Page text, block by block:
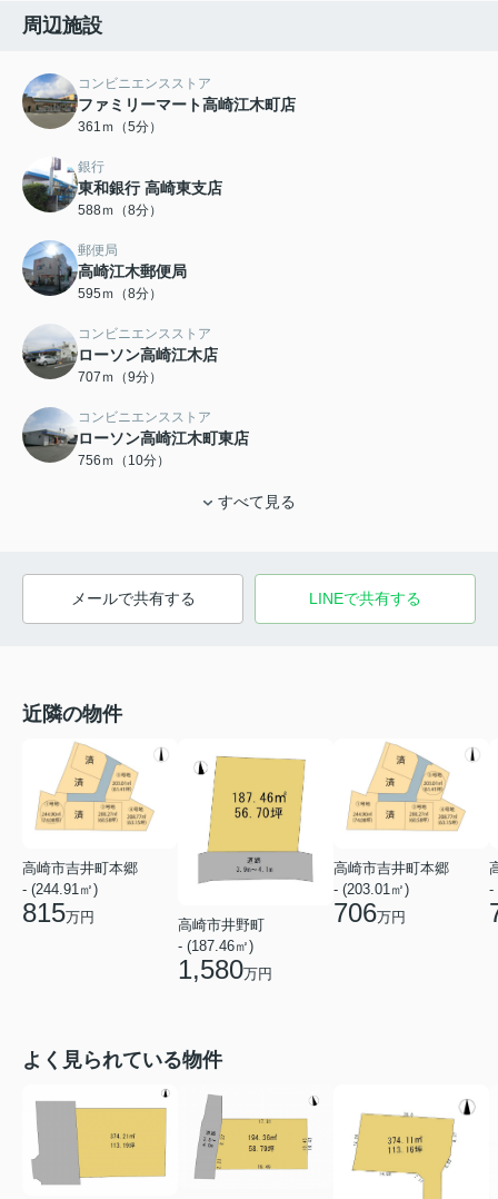
周辺施設
コンビニエンスストア
ファミリーマート高崎江木町店
361ｍ（5分）
銀行
東和銀行 高崎東支店
588ｍ（8分）
郵便局
高崎江木郵便局
595ｍ（8分）
コンビニエンスストア
ローソン高崎江木店
707ｍ（9分）
コンビニエンスストア
ローソン高崎江木町東店
756ｍ（10分）
すべて見る
メールで共有する LINEで共有する
近隣の物件
高崎市吉井町本郷
- (244.91㎡)
815万円
高崎市井野町
- (187.46㎡)
1,580万円
高崎市吉井町本郷
- (203.01㎡)
706万円
-
よく見られている物件